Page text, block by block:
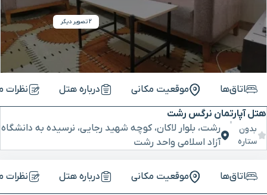
2 تصویر دیگر
اتاق‌ها موقعیت مکانی درباره هتل نظرات
هتل آپارتمان نرگس رشت
بدون
ستاره
رشت، بلوار لاکان، کوچه شهید رجایی، نرسیده به دانشگاه
آزاد اسلامی واحد رشت
اتاق‌ها موقعیت مکانی درباره هتل نظرات